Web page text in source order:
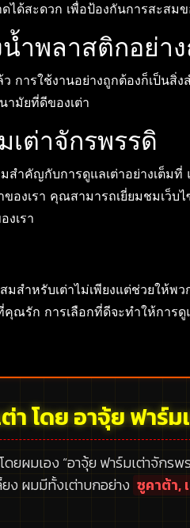
ได้สะดวก เพื่อป้องกันการสะสม
ำพลาสติกอย่า
การใช้งานอย่างถูกต้องก็เป็นสิ่
มัยที่ดีของเต่า
ต่าจักรพรรดิ
สำคัญกับการดูแลเต่าอย่างเต็ม
องเรา คุณสามารถเยี่ยมชมเว็บไ
งเรา
มสำหรับเต่าไม่เพียงแต่ช่วยให้พ
ณรัก การเลือกที่ดีจะทำให้การดู
า โดย อาจุ้ย ฟาร์
ยผมเอง “อาจุ้ย ฟาร์มเต่าจักรพ
ยง ผมมีทั้งเต่าบกอย่าง ซูคาต้า,